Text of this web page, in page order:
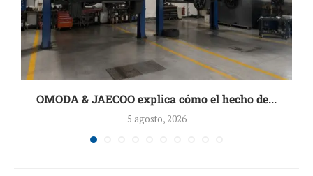
OMODA & JAECOO explica cómo el hecho de...
5 agosto, 2026